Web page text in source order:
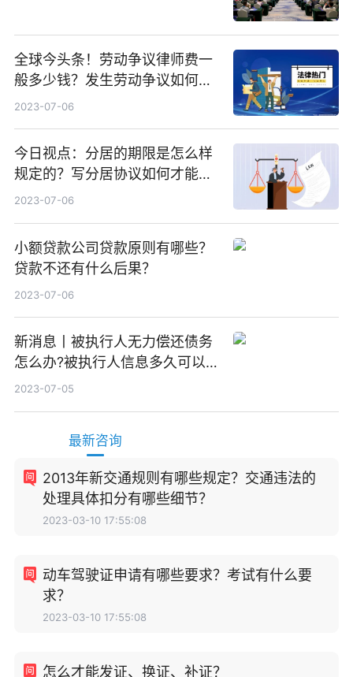
全球今头条！劳动争议律师费一
般多少钱？发生劳动争议如何算
工资？
2023-07-06
今日视点：分居的期限是怎么样
规定的？写分居协议如何才能有
效？
2023-07-06
小额贷款公司贷款原则有哪些？
贷款不还有什么后果？
2023-07-06
新消息丨被执行人无力偿还债务
怎么办?被执行人信息多久可以
消除?
2023-07-05
最新咨询
2013年新交通规则有哪些规定？交通违法的
处理具体扣分有哪些细节？
2023-03-10 17:55:08
动车驾驶证申请有哪些要求？考试有什么要
求？
2023-03-10 17:55:08
怎么才能发证、换证、补证？